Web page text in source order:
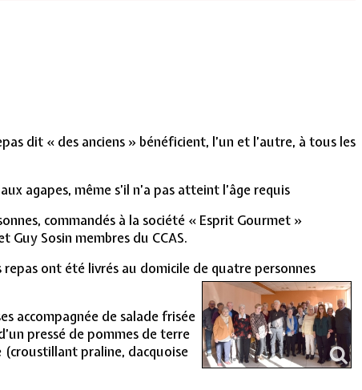
dit « des anciens » bénéficient, l’un et l’autre, à tous les
agapes, même s’il n’a pas atteint l’âge requis
commandés à la société « Esprit Gourmet »
Sosin membres du CCAS.
ont été livrés au domicile de quatre personnes
accompagnée de salade frisée
pressé de pommes de terre
(croustillant praline, dacquoise